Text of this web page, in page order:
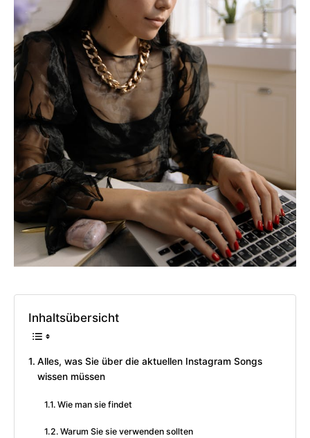
Inhaltsübersicht
Alles, was Sie über die aktuellen Instagram Songs
wissen müssen
Wie man sie findet
Warum Sie sie verwenden sollten